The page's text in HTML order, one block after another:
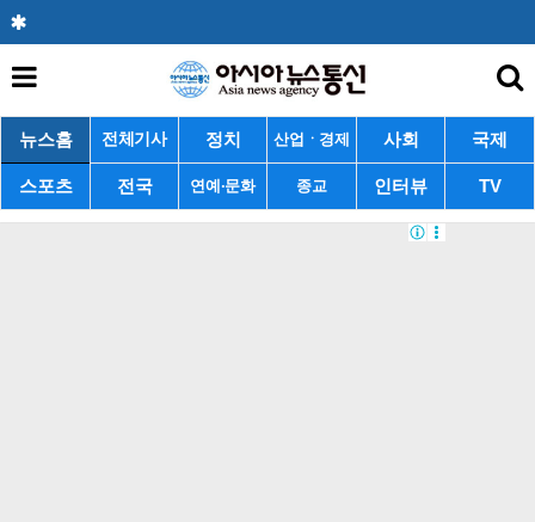
뉴스홈 전체기사 정치 산업ㆍ경제 사회 국제
스포츠 전국 연예·문화 종교 인터뷰 TV